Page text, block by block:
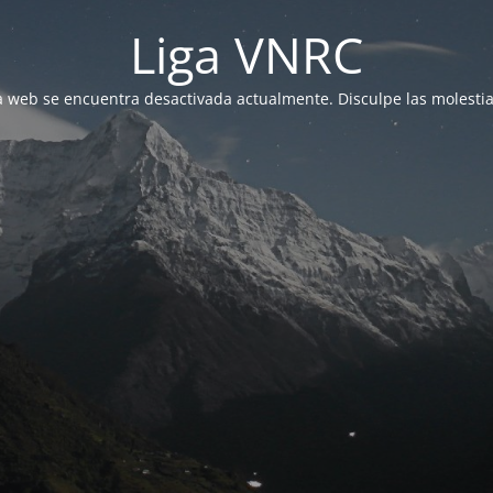
Liga VNRC
web se encuentra desactivada actualmente. Disculpe las